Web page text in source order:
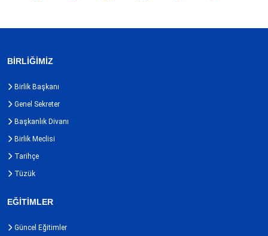
BİRLİĞİMİZ
Birlik Başkanı
Genel Sekreter
Başkanlık Divanı
Birlik Meclisi
Tarihçe
Tüzük
EĞİTİMLER
Güncel Eğitimler